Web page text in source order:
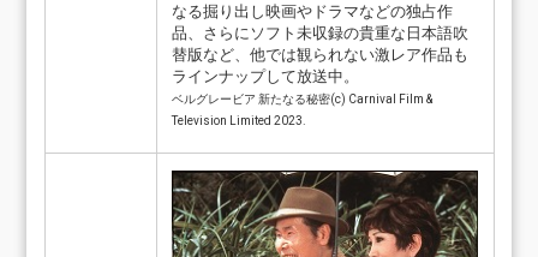
なる掘り出し映画やドラマなどの独占作
品、さらにソフト未収録の貴重な日本語吹
替版など、他では観られない激レア作品も
ラインナップして放送中。
ベルグレービア 新たなる秘密(c) Carnival Film &
Television Limited 2023.